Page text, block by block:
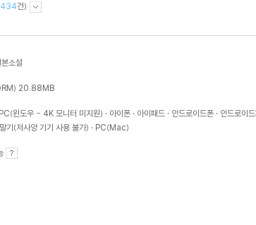
434건)
본소설
20.88MB
PC(윈도우 - 4K 모니터 미지원) 아이폰 아이패드 안드로이드폰
안드로이
기(저사양 기기 사용 불가)
PC(Mac)